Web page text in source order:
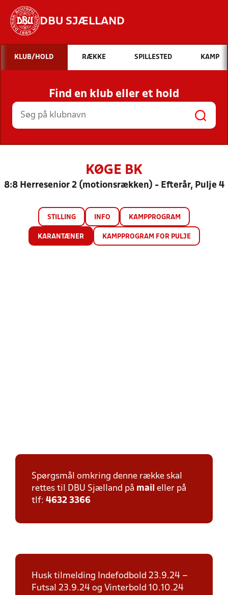
DBU SJÆLLAND
Hvad vil du søge efter?
INDHOLD OG NYHEDER
STILLINGER, RESULTATER, KLUBBER OG
HOLD
KLUB/HOLD RÆKKE SPILLESTED KAMP
Find en klub eller et hold
KØGE BK
8:8 Herresenior 2 (motionsrækken) - Efterår, Pulje 4
STILLING INFO KAMPPROGRAM
KARANTÆNER KAMPPROGRAM FOR PULJE
Spørgsmål omkring denne række skal
rettes til DBU Sjælland på mail eller på
tlf: 4632 3366
Husk tilmelding Indefodbold 23.9.24 –
Futsal 23.9.24 og Vinterbold 10.10.24